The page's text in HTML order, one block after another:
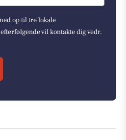
op til tre lokale
vil kontakte dig vedr.